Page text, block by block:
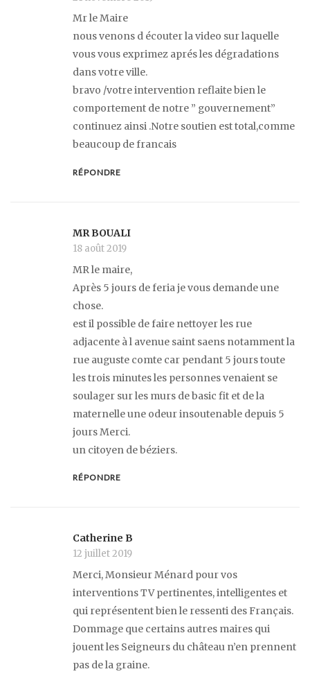
Mr le Maire
nous venons d écouter la video sur laquelle
vous vous exprimez aprés les dégradations
dans votre ville.
bravo /votre intervention reflaite bien le
comportement de notre ” gouvernement”
continuez ainsi .Notre soutien est total,comme
beaucoup de francais
RÉPONDRE
MR BOUALI
18 août 2019
MR le maire,
Après 5 jours de feria je vous demande une
chose.
est il possible de faire nettoyer les rue
adjacente à l avenue saint saens notamment la
rue auguste comte car pendant 5 jours toute
les trois minutes les personnes venaient se
soulager sur les murs de basic fit et de la
maternelle une odeur insoutenable depuis 5
jours Merci.
un citoyen de béziers.
RÉPONDRE
Catherine B
12 juillet 2019
Merci, Monsieur Ménard pour vos
interventions TV pertinentes, intelligentes et
qui représentent bien le ressenti des Français.
Dommage que certains autres maires qui
jouent les Seigneurs du château n’en prennent
pas de la graine.